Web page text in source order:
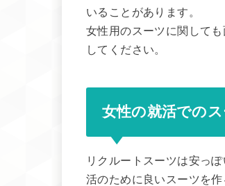
いることがあります。
女性用のスーツに関して
してください。
女性の就活での
リクルートスーツは安っ
活のために良いスーツを